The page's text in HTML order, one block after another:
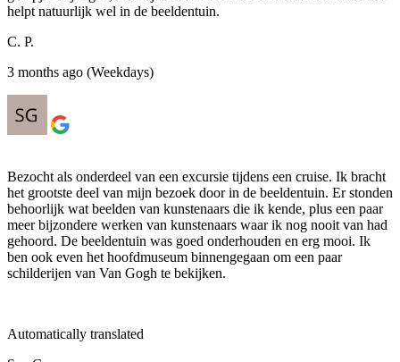
helpt natuurlijk wel in de beeldentuin.
C. P.
3 months ago (Weekdays)
Bezocht als onderdeel van een excursie tijdens een cruise. Ik bracht
het grootste deel van mijn bezoek door in de beeldentuin. Er stonden
behoorlijk wat beelden van kunstenaars die ik kende, plus een paar
meer bijzondere werken van kunstenaars waar ik nog nooit van had
gehoord. De beeldentuin was goed onderhouden en erg mooi. Ik
ben ook even het hoofdmuseum binnengegaan om een ​​paar
schilderijen van Van Gogh te bekijken.
Automatically translated